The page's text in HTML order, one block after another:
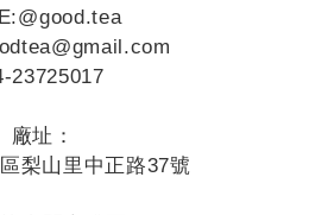
@good.tea
23725017
廠址：
梨山里中正路37號